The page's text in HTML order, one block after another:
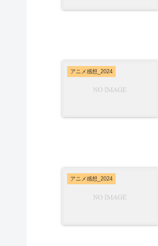
アニメ感想_2024
アニメ感想_2024